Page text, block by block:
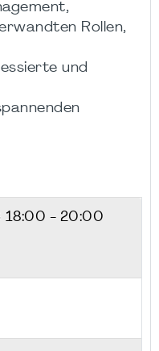
Rollen,
und
18:00 - 20:00